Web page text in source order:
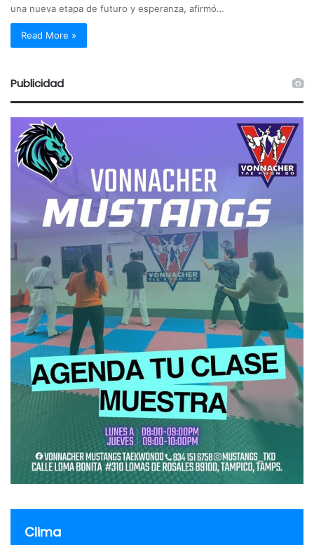
una nueva etapa de futuro y esperanza, afirmó…
Read More »
Publicidad
Clima